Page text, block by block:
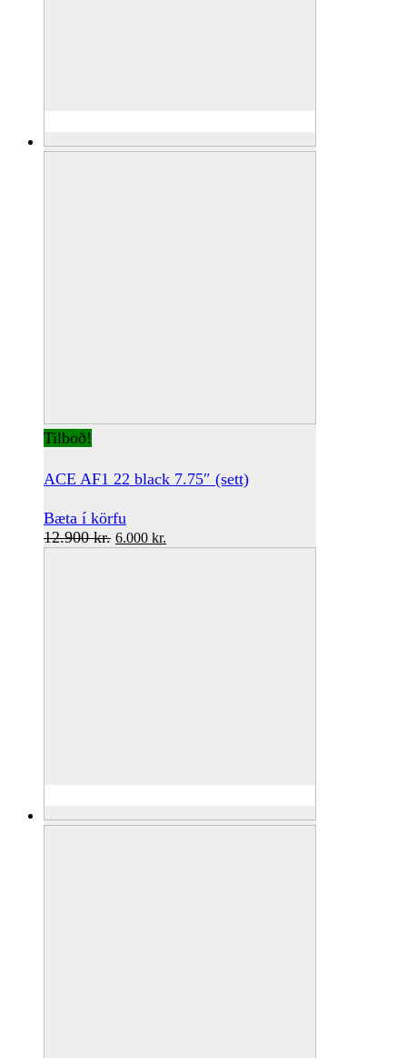
Tilboð!
ACE AF1 22 black 7.75″ (sett)
Bæta í körfu
12.900kr. Original
6.000 kr.